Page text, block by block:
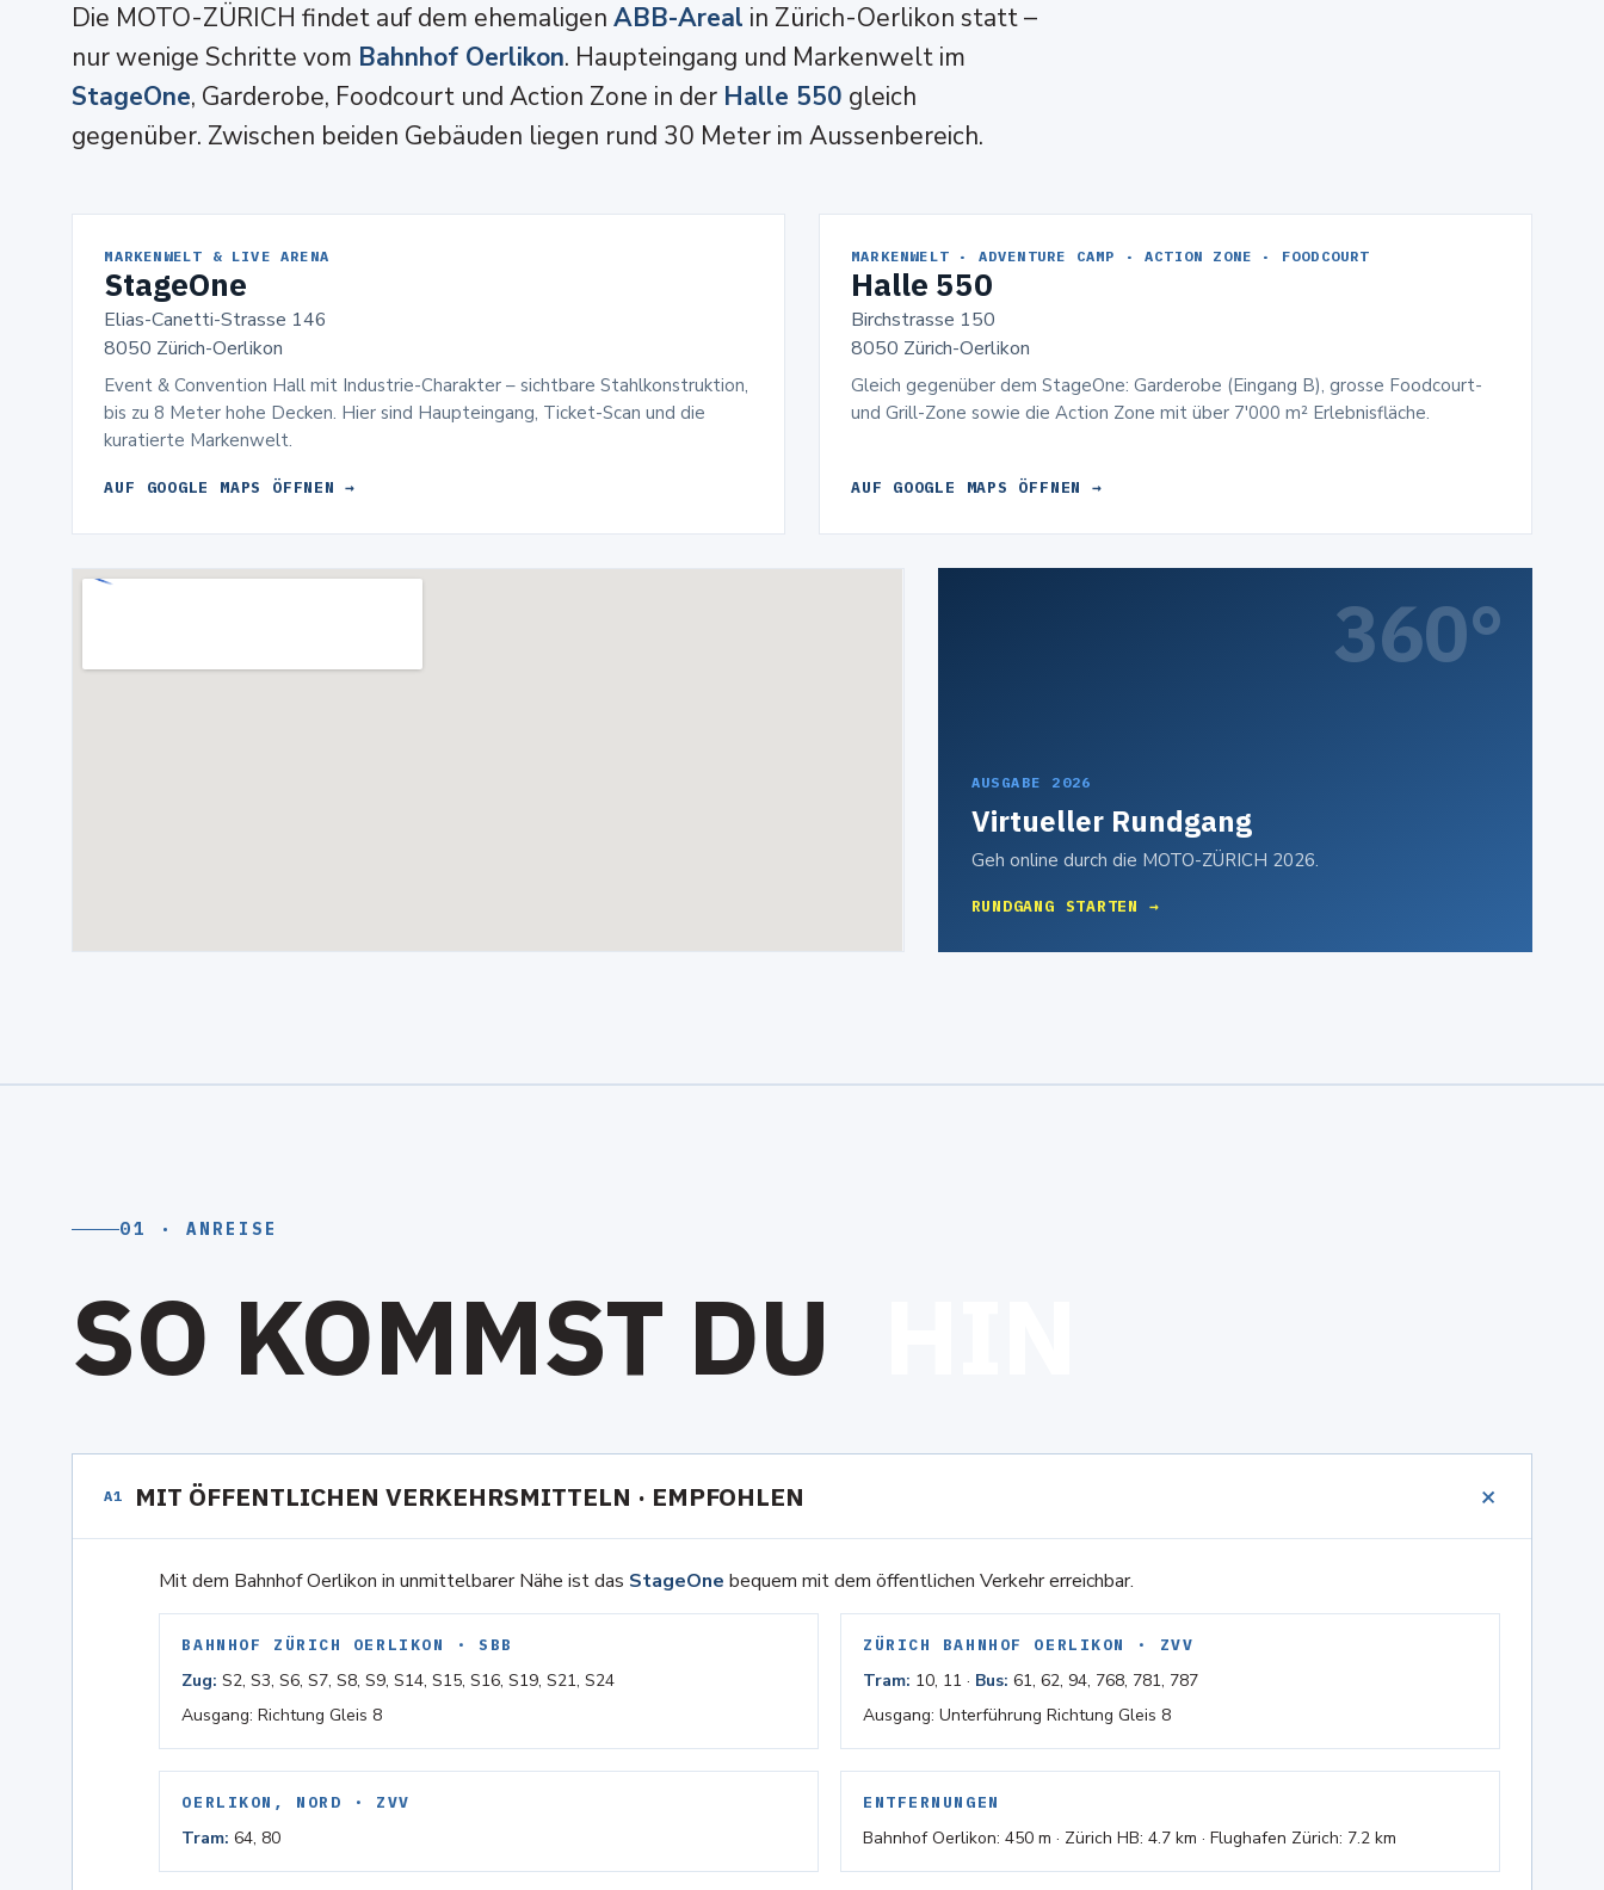
Die MOTO-ZÜRICH findet auf dem ehemaligenABB-Areal in Zürich-Oerlikon statt –
nur wenige Schritte vom Bahnhof Oerlikon. Haupteingang und Markenwelt im
StageOne, Garderobe, Foodcourt und Action Zone in der Halle 550 gleich
gegenüber. Zwischen beiden Gebäuden liegen rund 30 Meter im Aussenbereich.
MARKENWELT & LIVE ARENA
StageOne
Elias-Canetti-Strasse 146
8050 Zürich-Oerlikon
Event & Convention Hall mit Industrie-Charakter – sichtbare Stahlkonstruktion,
bis zu 8 Meter hohe Decken. Hier sind Haupteingang, Ticket-Scan und die
kuratierte Markenwelt.
AUF GOOGLE MAPS ÖFFNEN
EINGANG & GARDEROBE
MARKENWELT · ADVENTURE CAMP · ACTION ZONE · FOODCOURT
Halle 550
Birchstrasse 150
8050 Zürich-Oerlikon
Gleich gegenüber dem StageOne: Garderobe (Eingang B), grosse Foodcourt-
und Grill-Zone sowie die Action Zone mit über 7'000 m² Erlebnisfläche.
AUF GOOGLE MAPS ÖFFNEN
360°
AUSGABE 2026
Virtueller Rundgang
Geh online durch die MOTO-ZÜRICH 2026.
RUNDGANG STARTEN
01 · ANREISE
SO KOMMST DU
A1 MIT ÖFFENTLICHEN VERKEHRSMITTELN · EMPFOHLEN +
Mit dem Bahnhof Oerlikon in unmittelbarer Nähe ist das StageOne bequem mit dem öffentlichen Verkehr erreichbar.
BAHNHOF ZÜRICH OERLIKON · SBB
Zug: S2, S3, S6, S7, S8, S9, S14, S15, S16, S19, S21, S24
Ausgang: Richtung Gleis 8
ZÜRICH BAHNHOF OERLIKON · ZVV
Tram: 10, 11 · Bus: 61, 62, 94, 768, 781, 787
Ausgang: Unterführung Richtung Gleis 8
OERLIKON, NORD · ZVV
Tram: 64, 80
ENTFERNUNGEN
Bahnhof Oerlikon: 450 m · Zürich HB: 4.7 km · Flughafen Zürich: 7.2 km